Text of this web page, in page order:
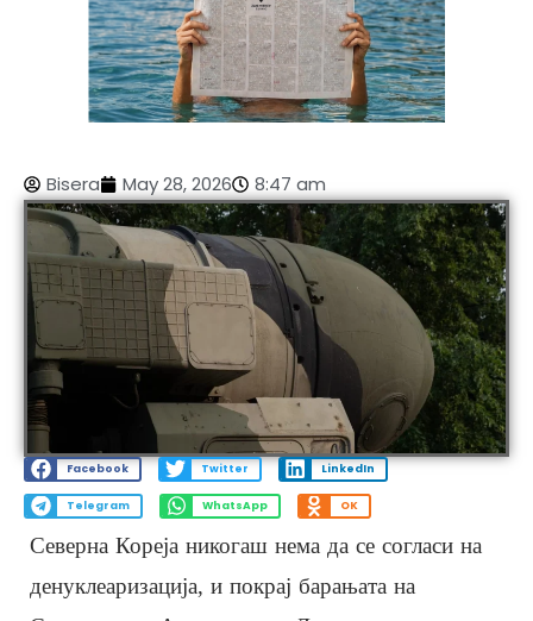
Bisera May 28, 2026 8:47 am
Facebook Twitter LinkedIn
Telegram WhatsApp OK
Северна Кореја никогаш нема да се согласи на
денуклеаризација, и покрај барањата на